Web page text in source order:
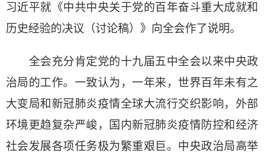
习近平就《中共中央关于党的百年奋斗重大成就和
历史经验的决议（讨论稿）》向全会作了说明。
全会充分肯定党的十九届五中全会以来中央政
治局的工作。一致认为，一年来，世界百年未有之
大变局和新冠肺炎疫情全球大流行交织影响，外部
环境更趋复杂严峻，国内新冠肺炎疫情防控和经济
社会发展各项任务极为繁重艰巨。中央政治局高举